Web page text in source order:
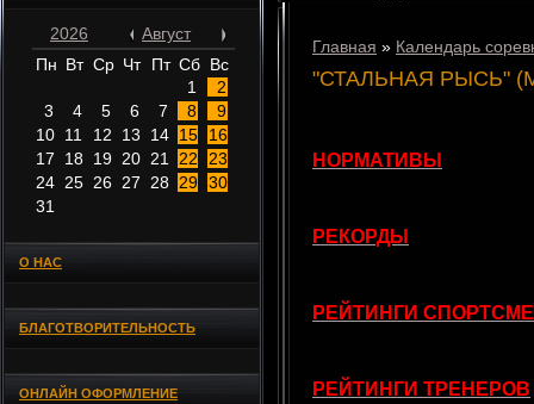
2026
Август
Пн Вт Ср Чт Пт Сб Вс
1
2
3
4 5 6 7 8
9
10 11 12 13 14 15
16
17
18 19 20 21 22
23
24 25 26 27 28 29 30
31
О НАС
БЛАГОТВОРИТЕЛЬНОСТЬ
ОНЛАЙН ОФОРМЛЕНИЕ
Главная » Календарь
"СТАЛЬНАЯ РЫСЬ"
НОРМАТИВЫ
РЕКОРДЫ
РЕЙТИНГИ
РЕЙТИНГИ ТРЕНЕРОВ